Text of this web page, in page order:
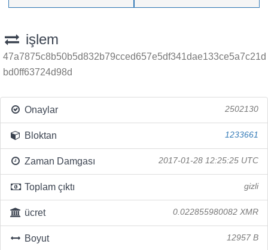
işlem
47a7875c8b50b5d832b79cced657e5df341dae133ce5a7c21d
bd0ff63724d98d
Onaylar 2502130
Bloktan 1233661
Zaman Damgası 2017-01-28 12:25:25 UTC
Toplam çıktı gizli
ücret 0.022855980082 XMR
Boyut 12957 B